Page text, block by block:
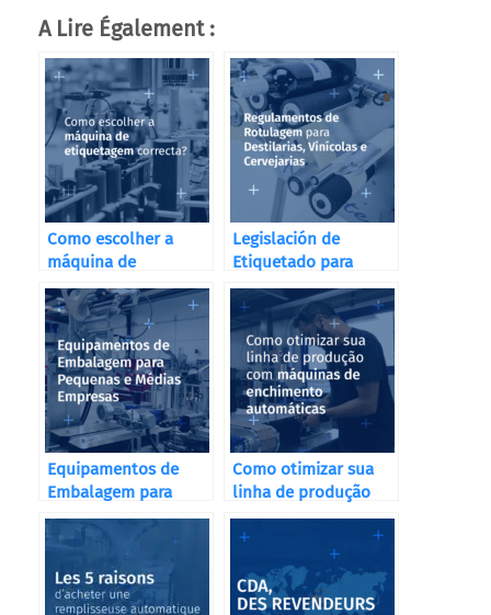
A Lire Également :
Como escolher a
máquina de
etiquetagem
correcta?
Legislación de
Etiquetado para
Destilerías, Bodegas
y Cervecerías
Equipamentos de
Embalagem para
Pequenas e Médias
Empresas
Como otimizar sua
linha de produção
com máquinas de
enchimento
automáticas?